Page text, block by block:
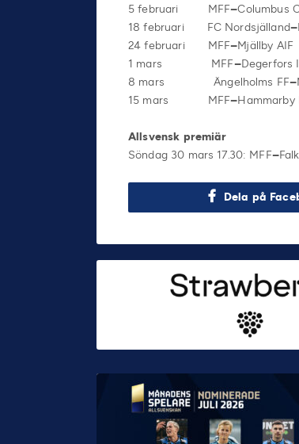
5 februari MFF–Columbus
18 februari FC Nordsjälland­–
24 februari MFF–Mjällby AIF
1 mars MFF–Degerfors
8 mars Ängelholms FF–
15 mars MFF–Hammarby
Allsvensk premiär
Söndag 30 mars 17.30: MFF–
Dela på